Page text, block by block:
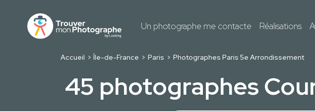
Un photographe me contacte Réalisations
Accueil Île-de-France Paris Photographes Paris 5e Arrondissement
45 photographes